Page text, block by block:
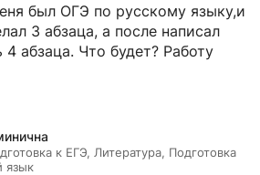
был ОГЭ по русскому языку,и
3 абзаца, а после написал
абзаца. Что будет? Работу
к ЕГЭ, Литература, Подготовка
язык